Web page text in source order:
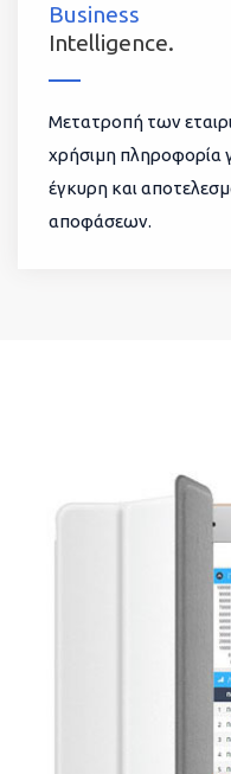
Business
Intelligence.
Μετατροπή των
χρήσιμη πληροφορία
έγκυρη και
αποφάσεων.